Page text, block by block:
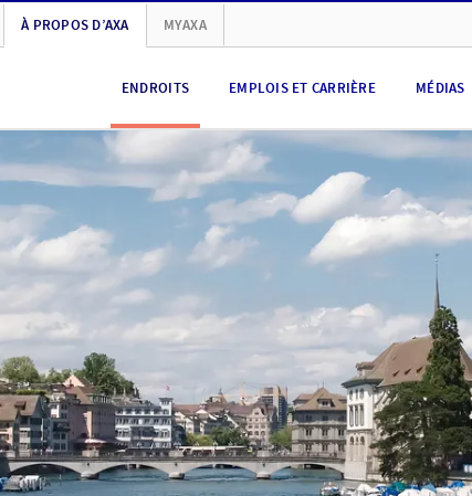
À PROPOS D’AXA MYAXA
ENDROITS EMPLOIS ET CARRIÈRE MÉDIAS